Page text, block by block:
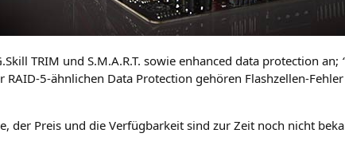
TRIM und S.M.A.R.T. sowie enhan­ced data pro­tec­tion an; “
5-ähn­li­chen Data Pro­tec­tion gehö­ren Flash­zel­len-
der Preis und die Ver­füg­bar­keit sind zur Zeit noch nicht